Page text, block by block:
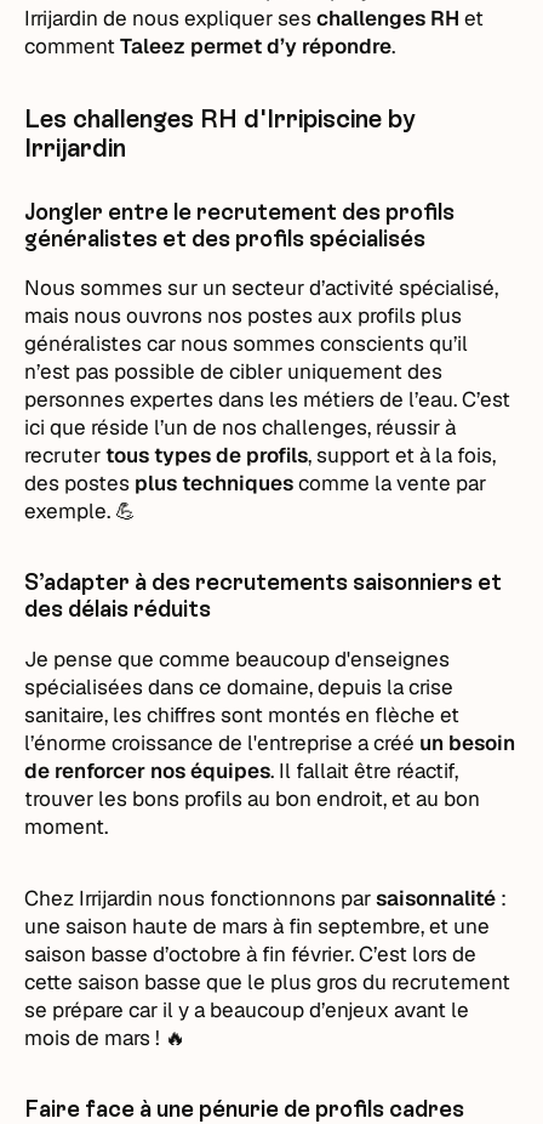
Irrijardin de nous expliquer seschallenges RH et
commentTaleez permet d’y répondre.
Les challenges RH d'Irripiscine by
Irrijardin
Jongler entre le recrutement des profils
généralistes et des profils spécialisés
Nous sommes sur un secteur d’activité spécialisé,
mais nous ouvrons nos postes aux profils plus
généralistes car nous sommes conscients qu’il
n’est pas possible de cibler uniquement des
personnes expertes dans les métiers de l’eau. C’est
ici que réside l’un de nos challenges, réussir à
recrutertous types de profils, support et à la fois,
des postes plus techniquescomme la vente par
exemple. 💪
S’adapter à des recrutements saisonniers et
des délais réduits
Je pense que comme beaucoup d'enseignes
spécialisées dans ce domaine, depuis la crise
sanitaire, les chiffres sont montés en flèche et
l’énorme croissance de l'entreprise a créé un besoin
de renforcer nos équipes. Il fallait être réactif,
trouver les bons profils au bon endroit, et au bon
moment.
Chez Irrijardin nous fonctionnons parsaisonnalité :
une saison haute de mars à fin septembre, et une
saison basse d’octobre à fin février. C’est lors de
cette saison basse que le plus gros du recrutement
se prépare car il y a beaucoup d’enjeux avant le
mois de mars ! 🔥
Faire face à une pénurie de profils cadres